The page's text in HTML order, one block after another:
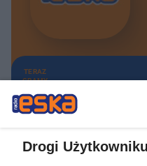
TERAZ
GRAMY
Drogi